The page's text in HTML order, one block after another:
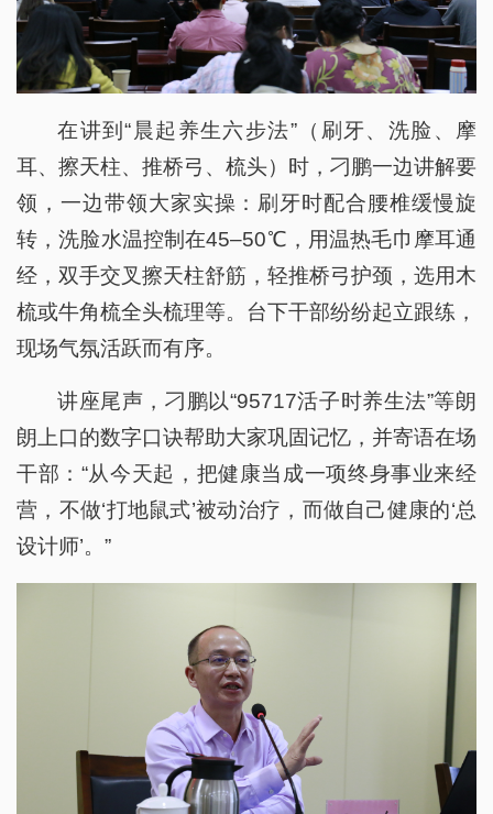
在讲到“晨起养生六步法”（刷牙、洗脸、摩
耳、擦天柱、推桥弓、梳头）时，刁鹏一边讲解要
领，一边带领大家实操：刷牙时配合腰椎缓慢旋
转，洗脸水温控制在45–50℃，用温热毛巾摩耳通
经，双手交叉擦天柱舒筋，轻推桥弓护颈，选用木
梳或牛角梳全头梳理等。台下干部纷纷起立跟练，
现场气氛活跃而有序。
讲座尾声，刁鹏以“95717活子时养生法”等朗
朗上口的数字口诀帮助大家巩固记忆，并寄语在场
干部：“从今天起，把健康当成一项终身事业来经
营，不做‘打地鼠式’被动治疗，而做自己健康的‘总
设计师’。”